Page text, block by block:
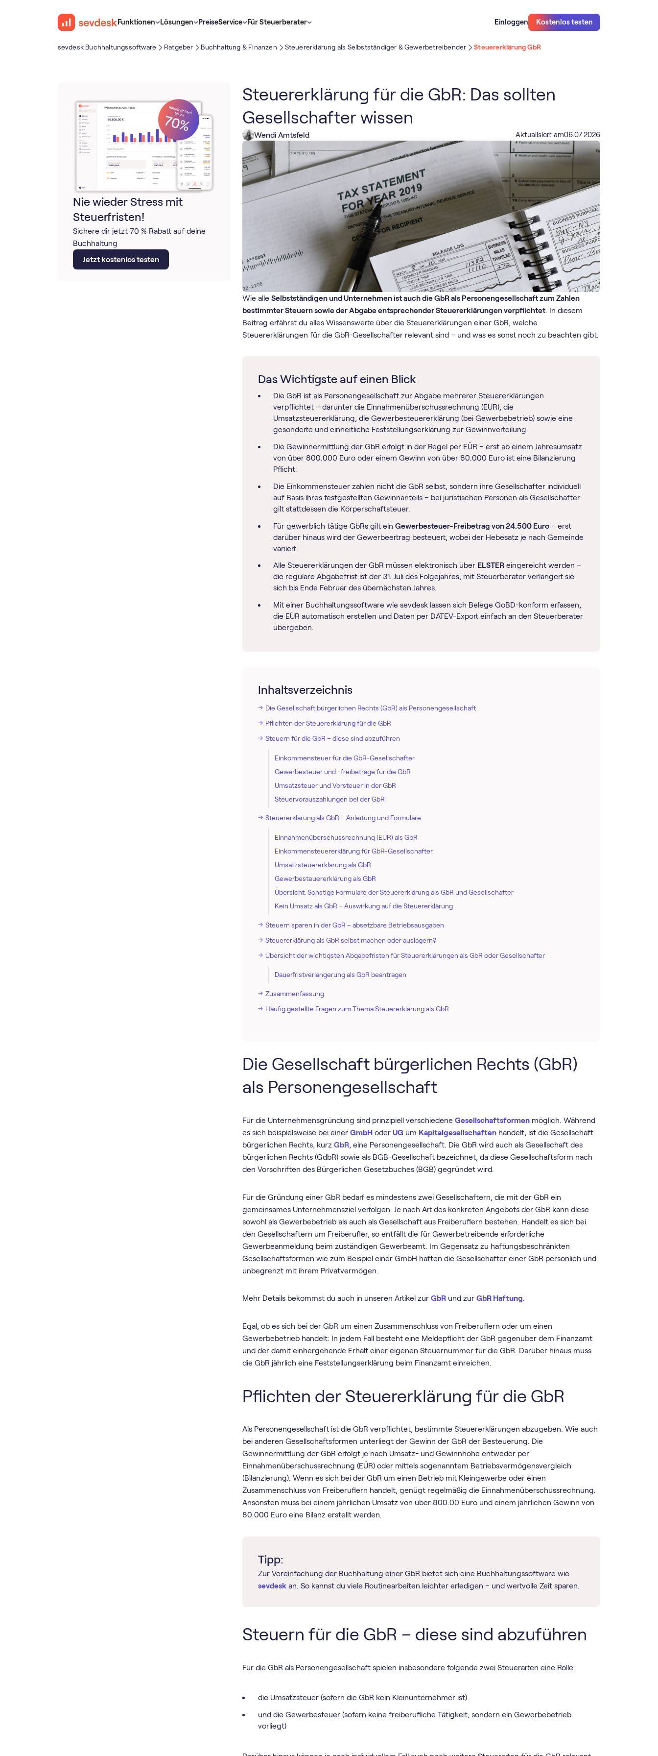
Funktionen Lösungen PreiseService Für Steuerberater Einloggen Kostenlos testen
sevdesk Buch­haltungs­software Ratgeber Buchhaltung & Finanzen Steuererklärung als Selbstständiger & Gewerbetreibender Steuererklärung GbR
Nie wieder Stress mit
Steuerfristen!
Sichere dir jetzt 70 % Rabatt auf deine
Buchhaltung
Jetzt kostenlos testen
Steuererklärung für die GbR: Das sollten
Gesellschafter wissen
Wendi Amtsfeld Aktualisiert am06.07.2026
Wie alleSelbstständigen und Unternehmen ist auch die GbR als Personengesellschaft zum Zahlen
bestimmter Steuern sowie der Abgabe entsprechender Steuererklärungen verpflichtet. In diesem
Beitrag erfährst du alles Wissenswerte über die Steuererklärungen einer GbR, welche
Steuererklärungen für die GbR-Gesellschafter relevant sind – und was es sonst noch zu beachten gibt.
Das Wichtigste auf einen Blick
Die GbR ist als Personengesellschaft zur Abgabe mehrerer Steuererklärungen
verpflichtet – darunter die Einnahmenüberschussrechnung (EÜR), die
Umsatzsteuererklärung, die Gewerbesteuererklärung (bei Gewerbebetrieb) sowie eine
gesonderte und einheitliche Feststellungserklärung zur Gewinnverteilung.
Die Gewinnermittlung der GbR erfolgt in der Regel per EÜR – erst ab einem Jahresumsatz
von über 800.000 Euro oder einem Gewinn von über 80.000 Euro ist eine Bilanzierung
Pflicht.
Die Einkommensteuer zahlen nicht die GbR selbst, sondern ihre Gesellschafter individuell
auf Basis ihres festgestellten Gewinnanteils – bei juristischen Personen als Gesellschafter
gilt stattdessen die Körperschaftsteuer.
Für gewerblich tätige GbRs gilt einGewerbesteuer-Freibetrag von 24.500 Euro – erst
darüber hinaus wird der Gewerbeertrag besteuert, wobei der Hebesatz je nach Gemeinde
variiert.
Alle Steuererklärungen der GbR müssen elektronisch über ELSTER eingereicht werden –
die reguläre Abgabefrist ist der 31. Juli des Folgejahres, mit Steuerberater verlängert sie
sich bis Ende Februar des übernächsten Jahres.
Mit einer Buchhaltungssoftware wie sevdesk lassen sich Belege GoBD-konform erfassen,
die EÜR automatisch erstellen und Daten per DATEV-Export einfach an den Steuerberater
übergeben.
Inhaltsverzeichnis
Die Gesellschaft bürgerlichen Rechts (GbR) als Personengesellschaft
Pflichten der Steuererklärung für die GbR
Steuern für die GbR – diese sind abzuführen
Einkommensteuer für die GbR-Gesellschafter
Gewerbesteuer und -freibeträge für die GbR
Umsatzsteuer und Vorsteuer in der GbR
Steuervorauszahlungen bei der GbR
Steuererklärung als GbR – Anleitung und Formulare
Einnahmenüberschussrechnung (EÜR) als GbR
Einkommensteuererklärung für GbR-Gesellschafter
Umsatzsteuererklärung als GbR
Gewerbesteuererklärung als GbR
Übersicht: Sonstige Formulare der Steuererklärung als GbR und Gesellschafter
Kein Umsatz als GbR – Auswirkung auf die Steuererklärung
Steuern sparen in der GbR – absetzbare Betriebsausgaben
Steuererklärung als GbR selbst machen oder auslagern?
Übersicht der wichtigsten Abgabefristen für Steuererklärungen als GbR oder Gesellschafter
Dauerfristverlängerung als GbR beantragen
Zusammenfassung
Häufig gestellte Fragen zum Thema Steuererklärung als GbR
Die Gesellschaft bürgerlichen Rechts (GbR)
als Personengesellschaft
Für die Unternehmensgründung sind prinzipiell verschiedeneGesellschaftsformen möglich. Während
es sich beispielsweise bei einerGmbH oderUG um Kapitalgesellschaften handelt, ist die Gesellschaft
bürgerlichen Rechts, kurzGbR, eine Personengesellschaft. Die GbR wird auch als Gesellschaft des
bürgerlichen Rechts (GdbR) sowie als BGB-Gesellschaft bezeichnet, da diese Gesellschaftsform nach
den Vorschriften des Bürgerlichen Gesetzbuches (BGB) gegründet wird.
Für die Gründung einer GbR bedarf es mindestens zwei Gesellschaftern, die mit der GbR ein
gemeinsames Unternehmensziel verfolgen. Je nach Art des konkreten Angebots der GbR kann diese
sowohl als Gewerbebetrieb als auch als Gesellschaft aus Freiberuflern bestehen. Handelt es sich bei
den Gesellschaftern um Freiberufler, so entfällt die für Gewerbetreibende erforderliche
Gewerbeanmeldung beim zuständigen Gewerbeamt. Im Gegensatz zu haftungsbeschränkten
Gesellschaftsformen wie zum Beispiel einer GmbH haften die Gesellschafter einer GbR persönlich und
unbegrenzt mit ihrem Privatvermögen.
Mehr Details bekommst du auch in unseren Artikel zurGbR und zurGbR Haftung.
Egal, ob es sich bei der GbR um einen Zusammenschluss von Freiberuflern oder um einen
Gewerbebetrieb handelt: In jedem Fall besteht eine Meldepflicht der GbR gegenüber dem Finanzamt
und der damit einhergehende Erhalt einer eigenen Steuernummer für die GbR. Darüber hinaus muss
die GbR jährlich eine Feststellungserklärung beim Finanzamt einreichen.
Pflichten der Steuererklärung für die GbR
Als Personengesellschaft ist die GbR verpflichtet, bestimmte Steuererklärungen abzugeben. Wie auch
bei anderen Gesellschaftsformen unterliegt der Gewinn der GbR der Besteuerung. Die
Gewinnermittlung der GbR erfolgt je nach Umsatz- und Gewinnhöhe entweder per
Einnahmenüberschussrechnung (EÜR) oder mittels sogenanntem Betriebsvermögensvergleich
(Bilanzierung). Wenn es sich bei der GbR um einen Betrieb mit Kleingewerbe oder einen
Zusammenschluss von Freiberuflern handelt, genügt regelmäßig die Einnahmenüberschussrechnung.
Ansonsten muss bei einem jährlichen Umsatz von über 800.00 Euro und einem jährlichen Gewinn von
80.000 Euro eine Bilanz erstellt werden.
Tipp:
Zur Vereinfachung der Buchhaltung einer GbR bietet sich eine Buchhaltungssoftware wie
sevdeskan. So kannst du viele Routinearbeiten leichter erledigen – und wertvolle Zeit sparen.
Steuern für die GbR – diese sind abzuführen
Für die GbR als Personengesellschaft spielen insbesondere folgende zwei Steuerarten eine Rolle:
die Umsatzsteuer (sofern die GbR kein Kleinunternehmer ist)
und die Gewerbesteuer (sofern keine freiberufliche Tätigkeit, sondern ein Gewerbebetrieb
vorliegt)